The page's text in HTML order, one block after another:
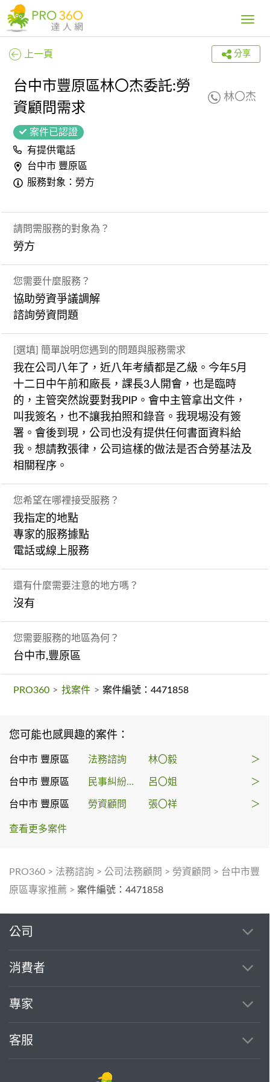
Toggle
上一頁 分享
台中市豐原區林〇杰委託:勞
資顧問需求
林〇杰
案件已認證
有提供電話
台中市 豐原區
服務對象：勞方
請問需服務的對象為？
勞方
您需要什麼服務？
協助勞資爭議調解
諮詢勞資問題
[選填] 簡單說明您遇到的問題與服務需求
我在公司八年了，近八年考績都是乙級。今年5月
十二日中午前和廠長，課長3人開會，也是臨時
的，主管突然說要對我PlP。會中主管拿出文件，
叫我簽名，也不讓我拍照和錄音。我現埸没有簽
署。會後到現，公司也没有提供任何書面資料給
我。想請教張律，公司這樣的做法是否合勞基法及
相關程序。
您希望在哪裡接受服務？
我指定的地點
專家的服務據點
電話或線上服務
還有什麼需要注意的地方嗎？
沒有
您需要服務的地區為何？
台中市,豐原區
PRO360 > 找案件 > 案件編號：4471858
您可能也感興趣的案件：
台中市 豐原區 法務諮詢 林〇毅 ＞
台中市 豐原區 民事糾紛處理 呂〇姐 ＞
台中市 豐原區 勞資顧問 張〇祥 ＞
查看更多案件
PRO360 > 法務諮詢 > 公司法務顧問 > 勞資顧問 > 台中市豐
原區專家推薦 > 案件編號：4471858
公司
消費者
專家
客服